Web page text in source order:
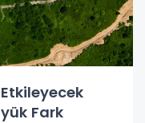
Fark